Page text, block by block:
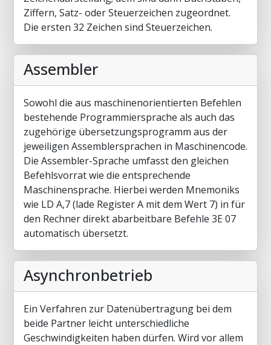
Ziffern, Satz- oder Steuerzeichen zugeordnet.
Die ersten 32 Zeichen sind Steuerzeichen.
Assembler
Sowohl die aus maschinenorientierten Befehlen
bestehende Programmiersprache als auch das
zugehörige übersetzungsprogramm aus der
jeweiligen Assemblersprachen in Maschinencode.
Die Assembler-Sprache umfasst den gleichen
Befehlsvorrat wie die entsprechende
Maschinensprache. Hierbei werden Mnemoniks
wie LD A,7 (lade Register A mit dem Wert 7) in für
den Rechner direkt abarbeitbare Befehle 3E 07
automatisch übersetzt.
Asynchronbetrieb
Ein Verfahren zur Datenübertragung bei dem
beide Partner leicht unterschiedliche
Geschwindigkeiten haben dürfen. Wird vor allem